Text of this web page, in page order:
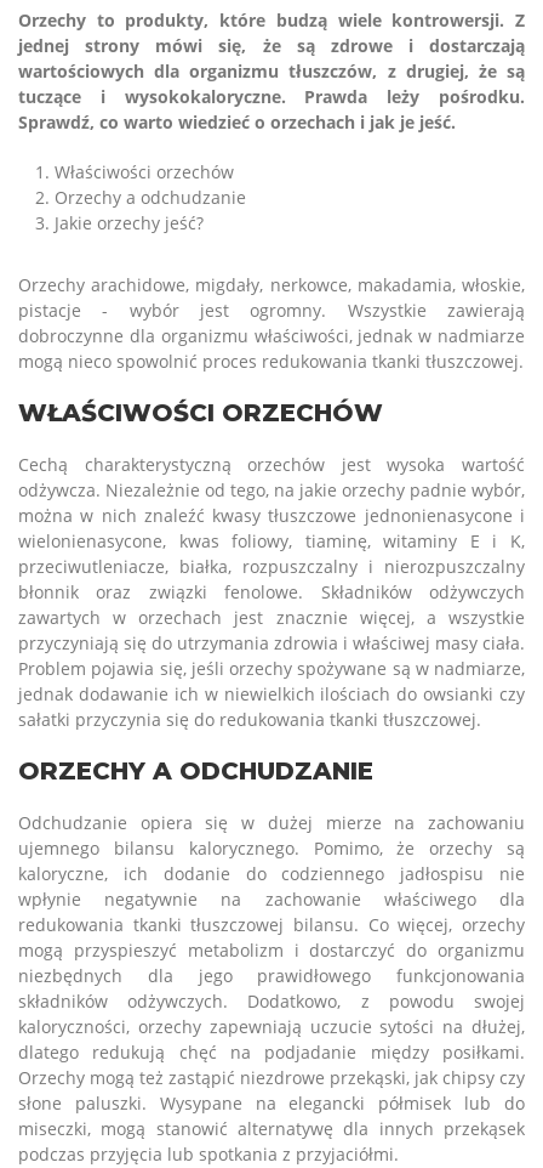
Orzechy to produkty, które budzą wiele kontrowersji. Z
jednej strony mówi się, że są zdrowe i dostarczają
wartościowych dla organizmu tłuszczów, z drugiej, że są
tuczące i wysokokaloryczne. Prawda leży pośrodku.
Sprawdź, co warto wiedzieć o orzechach i jak je jeść.
Właściwości orzechów
Orzechy a odchudzanie
Jakie orzechy jeść?
Orzechy arachidowe, migdały, nerkowce, makadamia, włoskie,
pistacje - wybór jest ogromny. Wszystkie zawierają
dobroczynne dla organizmu właściwości, jednak w nadmiarze
mogą nieco spowolnić proces redukowania tkanki tłuszczowej.
WŁAŚCIWOŚCI ORZECHÓW
Cechą charakterystyczną orzechów jest wysoka wartość
odżywcza. Niezależnie od tego, na jakie orzechy padnie wybór,
można w nich znaleźć kwasy tłuszczowe jednonienasycone i
wielonienasycone, kwas foliowy, tiaminę, witaminy E i K,
przeciwutleniacze, białka, rozpuszczalny i nierozpuszczalny
błonnik oraz związki fenolowe. Składników odżywczych
zawartych w orzechach jest znacznie więcej, a wszystkie
przyczyniają się do utrzymania zdrowia i właściwej masy ciała.
Problem pojawia się, jeśli orzechy spożywane są w nadmiarze,
jednak dodawanie ich w niewielkich ilościach do owsianki czy
sałatki przyczynia się do redukowania tkanki tłuszczowej.
ORZECHY A ODCHUDZANIE
Odchudzanie opiera się w dużej mierze na zachowaniu
ujemnego bilansu kalorycznego. Pomimo, że orzechy są
kaloryczne, ich dodanie do codziennego jadłospisu nie
wpłynie negatywnie na zachowanie właściwego dla
redukowania tkanki tłuszczowej bilansu. Co więcej, orzechy
mogą przyspieszyć metabolizm i dostarczyć do organizmu
niezbędnych dla jego prawidłowego funkcjonowania
składników odżywczych. Dodatkowo, z powodu swojej
kaloryczności, orzechy zapewniają uczucie sytości na dłużej,
dlatego redukują chęć na podjadanie między posiłkami.
Orzechy mogą też zastąpić niezdrowe przekąski, jak chipsy czy
słone paluszki. Wysypane na elegancki półmisek lub do
miseczki, mogą stanowić alternatywę dla innych przekąsek
podczas przyjęcia lub spotkania z przyjaciółmi.